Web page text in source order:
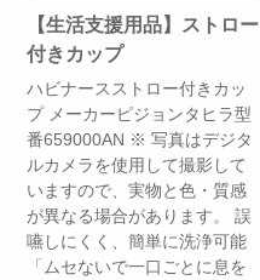
【生活支援用品】ストロー
付きカップ
ハビナースストロー付きカッ
プ メーカーピジョンタヒラ型
番659000AN ※ 写真はデジタ
ルカメラを使用して撮影して
いますので、実物と色・質感
が異なる場合があります。 誤
嚥しにくく、簡単に洗浄可能
「ムセないで一口ごとに息を